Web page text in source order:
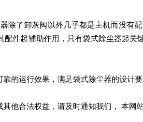
除了卸灰阀以外几乎都是主机而没有
件起辅助作用，只有袋式除尘器起
的运行效果，满足袋式除尘器的设计要
他合法权益，请及时通知我们， 本网